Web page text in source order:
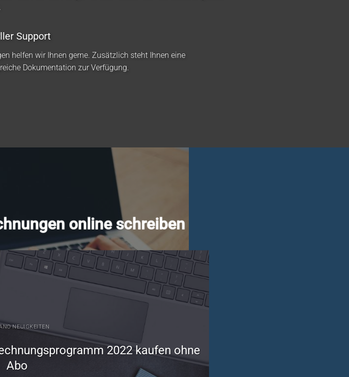
Support
helfen wir Ihnen gerne. Zusätzlich steht Ihnen eine
Dokumentation zur Verfügung.
online schreiben
NEUIGKEITEN
2022 kaufen ohne
Abo